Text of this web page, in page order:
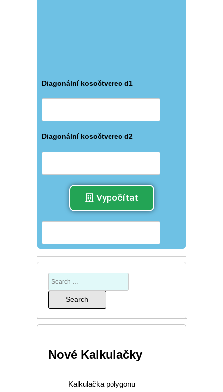
Diagonální kosočtverec d1
Diagonální kosočtverec d2
Vypočítat
Nové Kalkulačky
Kalkulačka polygonu